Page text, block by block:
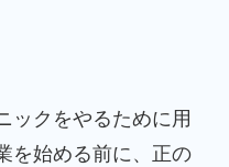
ックをやるために用
を始める前に、正の